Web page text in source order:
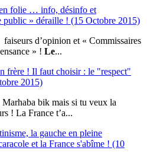
folie … info, désinfo et
public » déraille ! (15 Octobre 2015)
d’opinion et « Commissaires
» ! Le...
frère ! Il faut choisir : le "respect"
2015)
bik mais si tu veux la
! La France t’a...
la gauche en pleine
et la France s'abîme ! (10